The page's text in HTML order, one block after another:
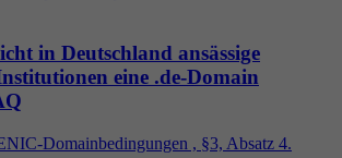
in Deutschland ansässige
eine .de-Domain
Domainbedingungen , §3, Absatz 4.